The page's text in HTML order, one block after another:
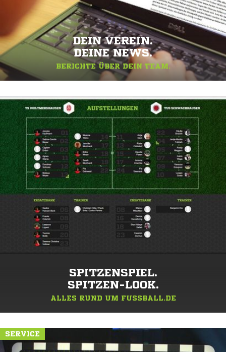
DEIN VEREIN.
DEINE NEWS.
BERICHTE ÜBER DEIN TEAM.
SPITZENSPIEL.
SPITZEN-LOOK.
ALLES RUND UM FUSSBALL.DE
SERVICE